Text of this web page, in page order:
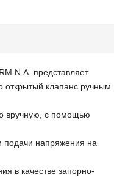
N.A. представляет
клапанс ручным
вручную, с помощью
подачи напряжения на
в качестве запорно-